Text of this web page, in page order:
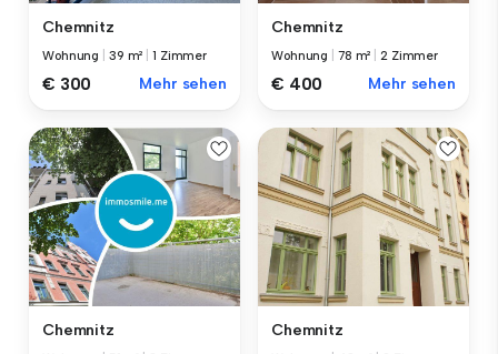
Chemnitz
Wohnung 39 m² |1 Zimmer
€ 300 Mehr sehen
Chemnitz
Wohnung 78 m² |2 Zimmer
€ 400 Mehr sehen
Chemnitz Chemnitz